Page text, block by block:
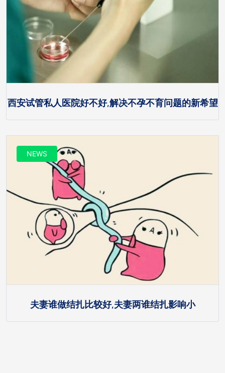
西安试管私人医院好不好,解决不孕不育问题的新希望
NEWS
夫妻谁做结扎比较好,夫妻两谁结扎影响小